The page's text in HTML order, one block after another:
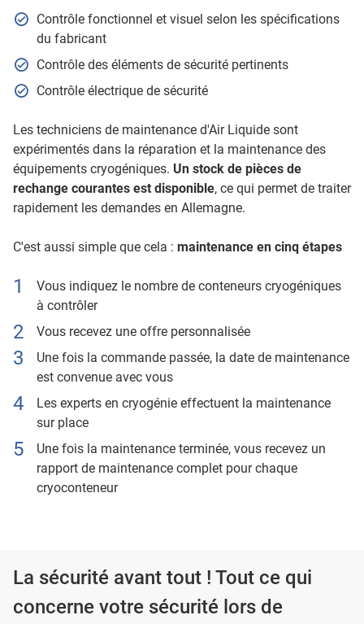
Contrôle fonctionnel et visuel selon les spécifications
du fabricant
Contrôle des éléments de sécurité pertinents
Contrôle électrique de sécurité
Les techniciens de maintenance d'Air Liquide sont
expérimentés dans la réparation et la maintenance des
équipements cryogéniques. Un stock de pièces de
rechange courantes est disponible, ce qui permet de traiter
rapidement les demandes en Allemagne.
C'est aussi simple que cela : maintenance en cinq étapes
Vous indiquez le nombre de conteneurs cryogéniques
à contrôler
Vous recevez une offre personnalisée
Une fois la commande passée, la date de maintenance
est convenue avec vous
Les experts en cryogénie effectuent la maintenance
sur place
Une fois la maintenance terminée, vous recevez un
rapport de maintenance complet pour chaque
cryoconteneur
La sécurité avant tout ! Tout ce qui
concerne votre sécurité lors de